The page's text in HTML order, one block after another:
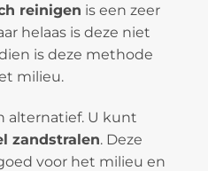
reinigen is een zeer
helaas is deze niet
is deze methode
milieu.
alternatief. U kunt
zandstralen. Deze
voor het milieu en